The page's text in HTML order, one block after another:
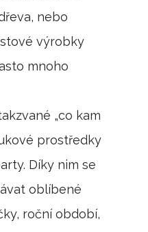
nebo
výrobky
mnoho
„co kam
prostředky
Díky nim se
oblíbené
roční období,